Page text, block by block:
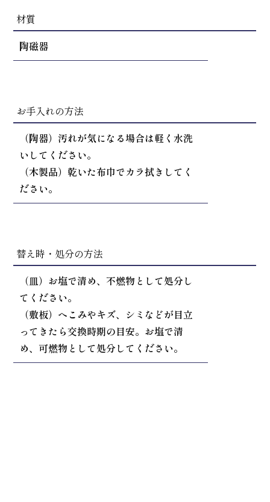
材質
陶磁器
お手入れの方法
（陶器）汚れが気になる場合は軽く水洗
いしてください。
（木製品）乾いた布巾でカラ拭きしてく
ださい。
替え時・処分の方法
（皿）お塩で清め、不燃物として処分し
てください。
（敷板）へこみやキズ、シミなどが目立
ってきたら交換時期の目安。お塩で清
め、可燃物として処分してください。